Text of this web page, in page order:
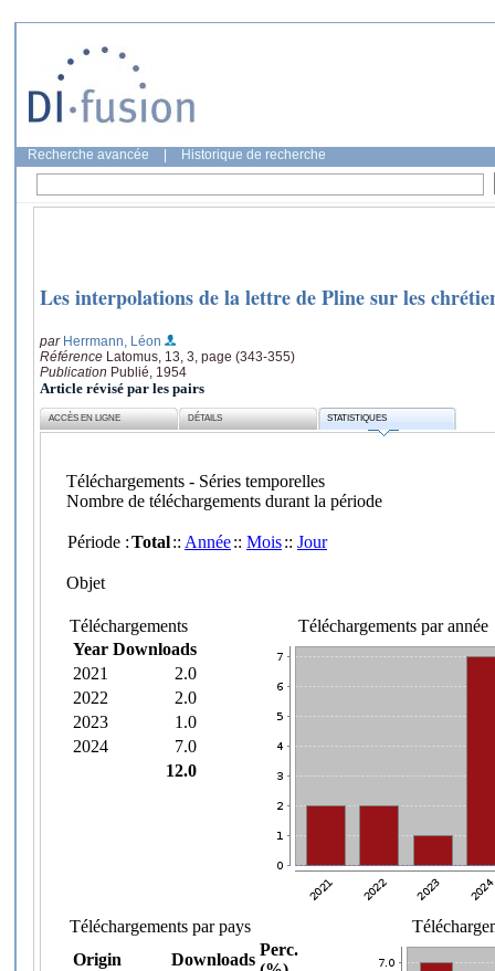
Recherche avancée Historique de recherche
Les interpolations de la lettre de Pline sur les
par Herrmann, Léon
Référence Latomus, 13, 3, page (343-355)
Publication Publié, 1954
Article révisé par les pairs
ACCÈS EN LIGNE DÉTAILS STATISTIQUES